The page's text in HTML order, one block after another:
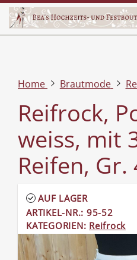
Home Brautmode
Reifrock,
weiss, mit
Reifen, Gr.
AUF LAGER
ARTIKEL-NR.: 95-52
KATEGORIEN: Reifrock